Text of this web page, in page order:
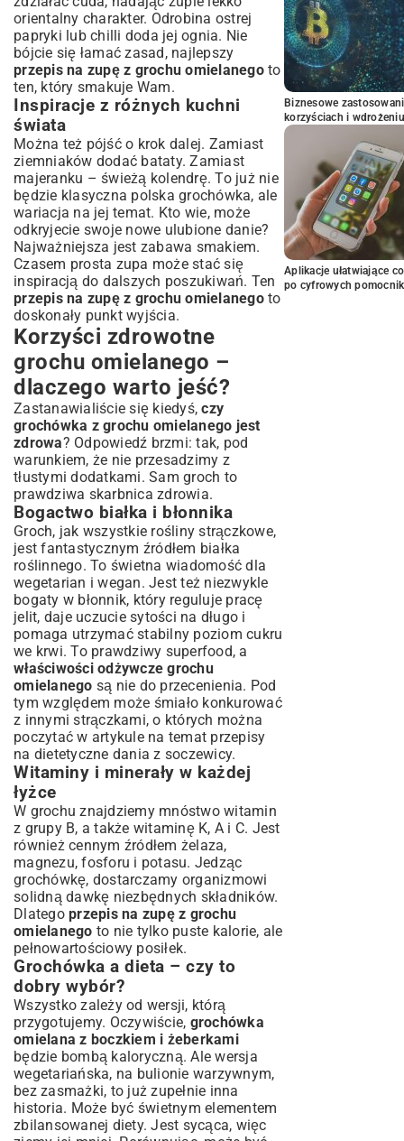
orientalny charakter. Odrobina ostrej
papryki lub chilli doda jej ognia. Nie
bójcie się łamać zasad, najlepszy
przepis na zupę z grochu omielanegoto
ten, który smakuje Wam.
Inspiracje z różnych kuchni
świata
Można też pójść o krok dalej. Zamiast
ziemniaków dodać bataty. Zamiast
majeranku – świeżą kolendrę. To już nie
będzie klasyczna polska grochówka, ale
wariacja na jej temat. Kto wie, może
odkryjecie swoje nowe ulubione danie?
Najważniejsza jest zabawa smakiem.
Czasem prosta zupa może stać się
inspiracją do dalszych poszukiwań. Ten
przepis na zupę z grochu omielanegoto
doskonały punkt wyjścia.
Korzyści zdrowotne
grochu omielanego –
dlaczego warto jeść?
Zastanawialiście się kiedyś,czy
grochówka z grochu omielanego jest
zdrowa? Odpowiedź brzmi: tak, pod
warunkiem, że nie przesadzimy z
tłustymi dodatkami. Sam groch to
prawdziwa skarbnica zdrowia.
Bogactwo białka i błonnika
Groch, jak wszystkie rośliny strączkowe,
jest fantastycznym źródłem białka
roślinnego. To świetna wiadomość dla
wegetarian i wegan. Jest też niezwykle
bogaty w błonnik, który reguluje pracę
jelit, daje uczucie sytości na długo i
pomaga utrzymać stabilny poziom cukru
we krwi. To prawdziwy superfood, a
właściwości odżywcze grochu
omielanego są nie do przecenienia. Pod
tym względem może śmiało konkurować
z innymi strączkami, o których można
poczytać w artykule na temat przepisy
na dietetyczne dania z soczewicy.
Witaminy i minerały w każdej
łyżce
W grochu znajdziemy mnóstwo witamin
z grupy B, a także witaminę K, A i C. Jest
również cennym źródłem żelaza,
magnezu, fosforu i potasu. Jedząc
grochówkę, dostarczamy organizmowi
solidną dawkę niezbędnych składników.
Dlatego przepis na zupę z grochu
omielanego to nie tylko puste kalorie, ale
pełnowartościowy posiłek.
Grochówka a dieta – czy to
dobry wybór?
Wszystko zależy od wersji, którą
przygotujemy. Oczywiście, grochówka
omielana z boczkiem i żeberkami
będzie bombą kaloryczną. Ale wersja
wegetariańska, na bulionie warzywnym,
bez zasmażki, to już zupełnie inna
historia. Może być świetnym elementem
zbilansowanej diety. Jest sycąca, więc
Biznesowe
korzyściach i wdrożeniu
Aplikacje ułatwiające
po cyfrowych